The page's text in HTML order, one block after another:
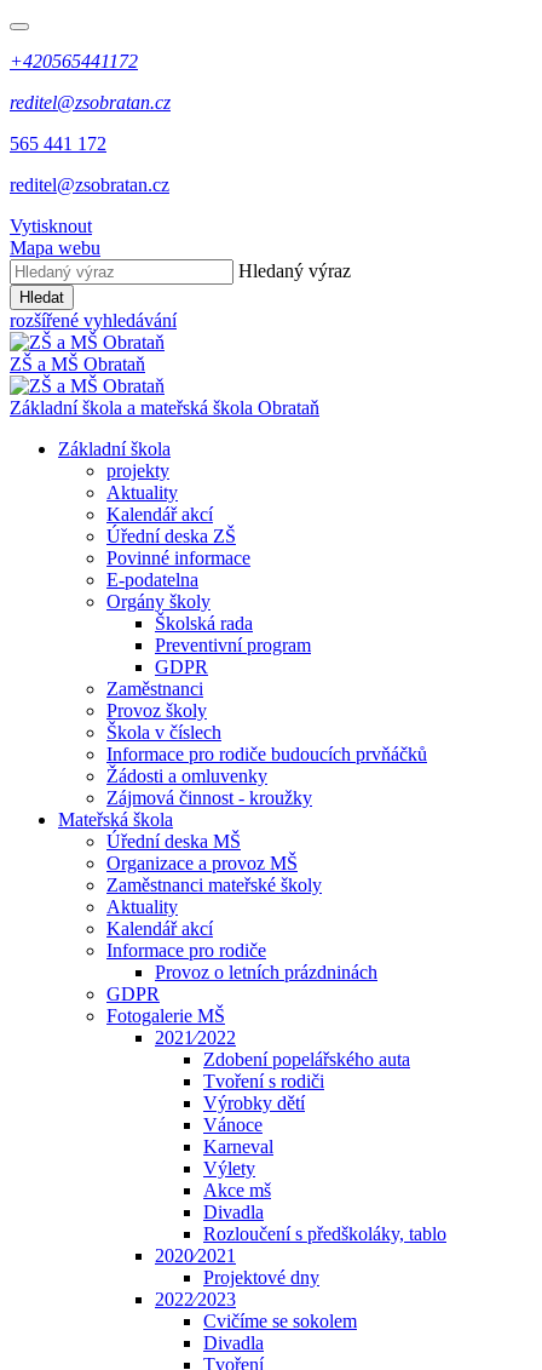
+420565441172
reditel@zsobratan.cz
565 441 172
reditel@zsobratan.cz
Vytisknout
Mapa webu
Hledaný výraz
Hledat
rozšířené vyhledávání
ZŠ a MŠ Obrataň
Základní škola a mateřská škola Obrataň
Základní škola
projekty
Aktuality
Kalendář akcí
Úřední deska ZŠ
Povinné informace
E-podatelna
Orgány školy
Školská rada
Preventivní program
GDPR
Zaměstnanci
Provoz školy
Škola v číslech
Informace pro rodiče budoucích prvňáčků
Žádosti a omluvenky
Zájmová činnost - kroužky
Mateřská škola
Úřední deska MŠ
Organizace a provoz MŠ
Zaměstnanci mateřské školy
Aktuality
Kalendář akcí
Informace pro rodiče
Provoz o letních prázdninách
GDPR
Fotogalerie MŠ
2021⁄2022
Zdobení popelářského auta
Tvoření s rodiči
Výrobky dětí
Vánoce
Karneval
Výlety
Akce mš
Divadla
Rozloučení s předškoláky, tablo
2020⁄2021
Projektové dny
2022⁄2023
Cvičíme se sokolem
Divadla
Tvoření